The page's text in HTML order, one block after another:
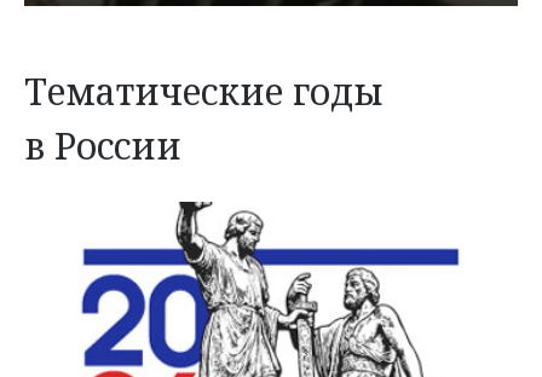
Тематические годы
в России